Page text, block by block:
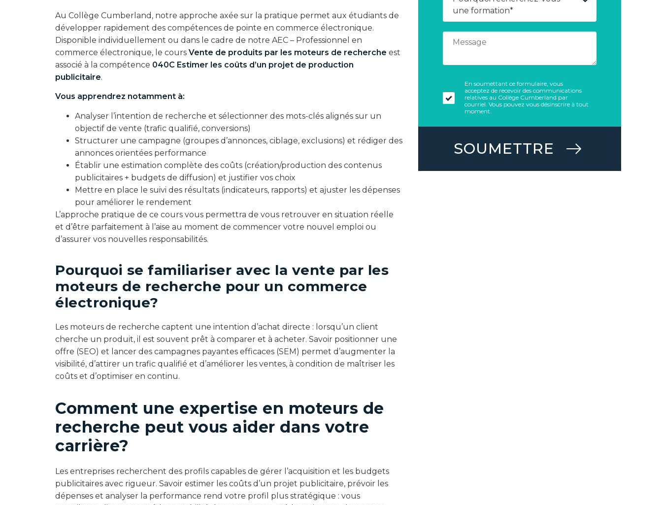
Au Collège Cumberland, notre approche axée sur la pratique permet aux étudiants de
développer rapidement des compétences de pointe en commerce électronique.
Disponible individuellement ou dans le cadre de notre AEC – Professionnel en
commerce électronique, le cours Vente de produits par les moteurs de recherche est
associé à la compétence 040C Estimer les coûts d’un projet de production
publicitaire.
Vous apprendrez notamment à:
Analyser l’intention de recherche et sélectionner des mots-clés alignés sur un
objectif de vente (trafic qualifié, conversions)
Structurer une campagne (groupes d’annonces, ciblage, exclusions) et rédiger des
annonces orientées performance
Établir une estimation complète des coûts (création/production des contenus
publicitaires + budgets de diffusion) et justifier vos choix
Mettre en place le suivi des résultats (indicateurs, rapports) et ajuster les dépenses
pour améliorer le rendement
L’approche pratique de ce cours vous permettra de vous retrouver en situation réelle
et d’être parfaitement à l’aise au moment de commencer votre nouvel emploi ou
d’assurer vos nouvelles responsabilités.
Pourquoi se familiariser avec la vente par les
moteurs de recherche pour un commerce
électronique?
Les moteurs de recherche captent une intention d’achat directe : lorsqu’un client
cherche un produit, il est souvent prêt à comparer et à acheter. Savoir positionner une
offre (SEO) et lancer des campagnes payantes efficaces (SEM) permet d’augmenter la
visibilité, d’attirer un trafic qualifié et d’améliorer les ventes, à condition de maîtriser les
coûts et d’optimiser en continu.
Comment une expertise en moteurs de
recherche peut vous aider dans votre
carrière?
Les entreprises recherchent des profils capables de gérer l’acquisition et les budgets
publicitaires avec rigueur. Savoir estimer les coûts d’un projet publicitaire, prévoir les
dépenses et analyser la performance rend votre profil plus stratégique : vous
En soumettant ce formulaire, vous
acceptez de recevoir des communications
relatives au Collège Cumberland par
courriel. Vous pouvez vous désinscrire à tout
moment.
SOUMETTRE